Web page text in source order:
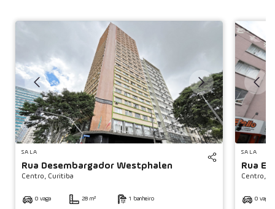
SALA
Rua Desembargador Westphalen
Centro, Curitiba
0 vaga 28 m² 1 banheiro
SALA
Rua
Centro,
0 vaga